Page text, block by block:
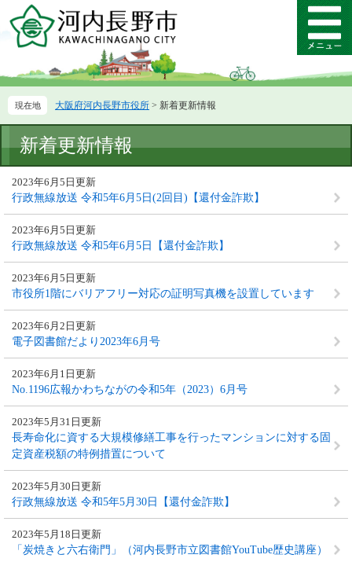
ー
先
す。
ニ
を
し
メ
ニ
ー
大阪府河内長野市役所 > 新着更新情報
文
新着更新情報
行政無線放送 令和5年6月5日(2回目)【還付金詐欺】
2023年6月5日更新
行政無線放送 令和5年6月5日【還付金詐欺】
2023年6月5日更新
市役所1階にバリアフリー対応の証明写真機を設置しています
2023年6月5日更新
電子図書館だより2023年6月号
2023年6月2日更新
No.1196広報かわちながの令和5年（2023）6月号
2023年6月1日更新
長寿命化に資する大規模修繕工事​を行ったマンションに対する固
定資産税額の特例措置について
2023年5月31日更新
行政無線放送 令和5年5月30日【還付金詐欺】
2023年5月30日更新
「炭焼きと六右衛門」（河内長野市立図書館YouTube歴史講座）
2023年5月18日更新